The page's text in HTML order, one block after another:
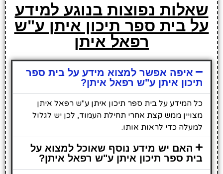
שאלות נפוצות בנוגע למידע
על בית ספר תיכון איתן ע"ש
רפאל איתן
איפה אפשר למצוא מידע על בית ספר
תיכון איתן ע"ש רפאל איתן?
כל המידע על בית ספר תיכון איתן ע"ש רפאל איתן
מצויין ממש קצת אחרי תחילת העמוד, לכן יש לגלול
למעלה כדי לראות אותו.
האם יש מידע נוסף שאוכל למצוא על
בית ספר תיכון איתן ע"ש רפאל איתן?